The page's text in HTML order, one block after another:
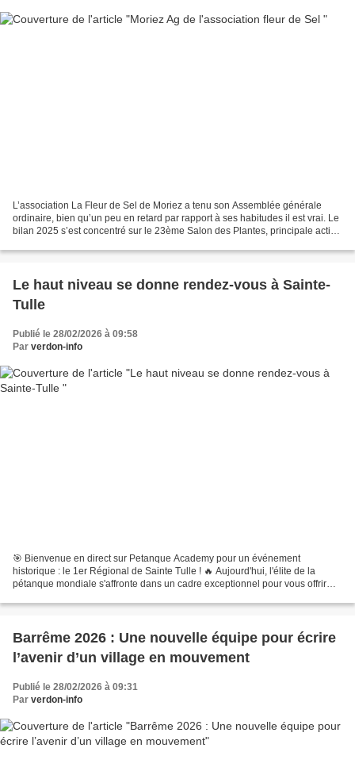
L’association La Fleur de Sel de Moriez a tenu son Assemblée générale
ordinaire, bien qu’un peu en retard par rapport à ses habitudes il est vrai. Le
bilan 2025 s’est concentré sur le 23ème Salon des Plantes, principale action
Le haut niveau se donne rendez-vous à Sainte-
Tulle
Publié le 28/02/2026 à 09:58
Par verdon-info
🎯 Bienvenue en direct sur Petanque Academy pour un événement
historique : le 1er Régional de Sainte Tulle ! 🔥 Aujourd'hui, l'élite de la
pétanque mondiale s'affronte dans un cadre exceptionnel pour vous offrir
Barrême 2026 : Une nouvelle équipe pour écrire
l’avenir d’un village en mouvement
Publié le 28/02/2026 à 09:31
Par verdon-info